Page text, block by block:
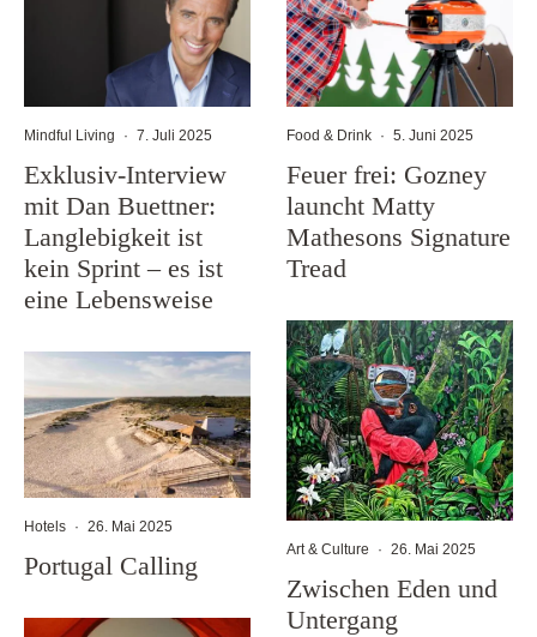
Mindful Living · 7. Juli 2025
Exklusiv-Interview
mit Dan Buettner:
Langlebigkeit ist
kein Sprint – es ist
eine Lebensweise
Hotels · 26. Mai 2025
Portugal Calling
Food & Drink · 5. Juni 2025
Feuer frei: Gozney
launcht Matty
Mathesons Signature
Tread
Art & Culture · 26. Mai 2025
Zwischen Eden und
Untergang